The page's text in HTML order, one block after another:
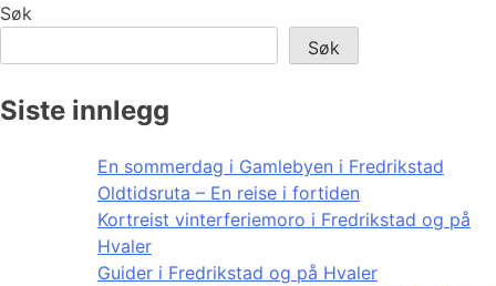
Søk
Søk
Siste innlegg
En sommerdag i Gamlebyen i Fredrikstad
Oldtidsruta – En reise i fortiden
Kortreist vinterferiemoro i Fredrikstad og på
Hvaler
Guider i Fredrikstad og på Hvaler